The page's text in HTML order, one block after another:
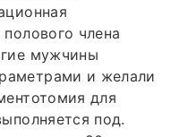
члена
мужчины
и желали
для
под.